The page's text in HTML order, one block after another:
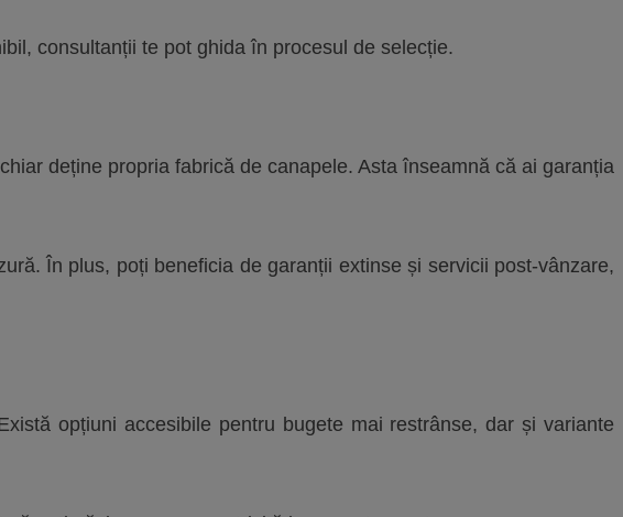
consultanții te pot ghida în procesul de selecție.
deține propria fabrică de canapele. Asta înseamnă că ai garanția
În plus, poți beneficia de garanții extinse și servicii post-vânzare,
opțiuni accesibile pentru bugete mai restrânse, dar și variante